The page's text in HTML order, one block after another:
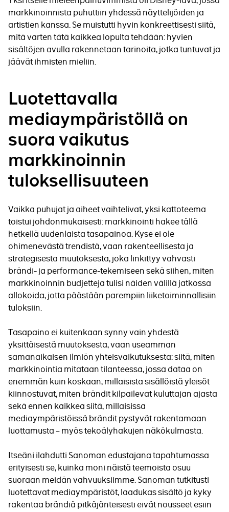
markkinoinnista puhuttiin yhdessä näyttelijöiden ja
artistien kanssa. Se muistutti hyvin konkreettisesti siitä,
mitä varten tätä kaikkea lopulta tehdään: hyvien
sisältöjen avulla rakennetaan tarinoita, jotka tuntuvat ja
jäävät ihmisten mieliin.
Luotettavalla
mediaympäristöllä on
suora vaikutus
markkinoinnin
tuloksellisuuteen
Vaikka puhujat ja aiheet vaihtelivat, yksi kattoteema
toistui johdonmukaisesti: markkinointi hakee tällä
hetkellä uudenlaista tasapainoa. Kyse ei ole
ohimenevästä trendistä, vaan rakenteellisesta ja
strategisesta muutoksesta, joka linkittyy vahvasti
brändi- ja performance-tekemiseen sekä siihen, miten
markkinoinnin budjetteja tulisi näiden välillä jatkossa
allokoida, jotta päästään parempiin liiketoiminnallisiin
tuloksiin.
Tasapaino ei kuitenkaan synny vain yhdestä
yksittäisestä muutoksesta, vaan useamman
samanaikaisen ilmiön yhteisvaikutuksesta: siitä, miten
markkinointia mitataan tilanteessa, jossa dataa on
enemmän kuin koskaan, millaisista sisällöistä yleisöt
kiinnostuvat, miten brändit kilpailevat kuluttajan ajasta
sekä ennen kaikkea siitä, millaisissa
mediaympäristöissä brändit pystyvät rakentamaan
luottamusta – myös tekoälyhakujen näkökulmasta.
Itseäni ilahdutti Sanoman edustajana tapahtumassa
erityisesti se, kuinka moni näistä teemoista osuu
suoraan meidän vahvuuksiimme. Sanoman tutkitusti
luotettavat mediaympäristöt, laadukas sisältö ja kyky
rakentaa brändiä pitkäjänteisesti eivät nousseet esiin